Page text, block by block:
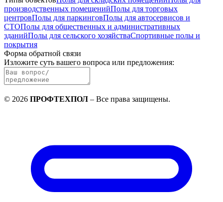
производственных помещенийПолы для торговых
центровПолы для паркинговПолы для автосервисов и
СТОПолы для общественных и административных
зданийПолы для сельского хозяйстваСпортивные полы и
покрытия
Форма обратной связи
Изложите суть вашего вопроса или предложения:
© 2026 ПРОФТЕХПОЛ – Все права защищены.